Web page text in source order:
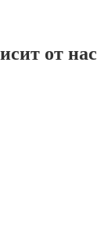
от нас